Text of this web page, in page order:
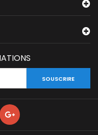
SOUSCRIRE